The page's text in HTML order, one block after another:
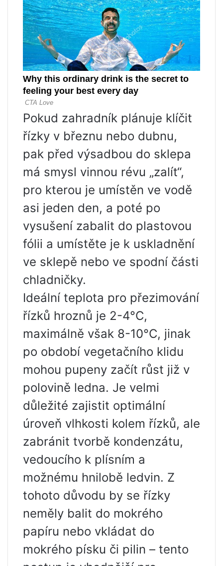
Pokud zahradník plánuje klíčit
řízky v březnu nebo dubnu,
pak před výsadbou do sklepa
má smysl vinnou révu „zalít“,
pro kterou je umístěn ve vodě
asi jeden den, a poté po
vysušení zabalit do plastovou
fólii a umístěte je k uskladnění
ve sklepě nebo ve spodní části
chladničky.
Ideální teplota pro přezimování
řízků hroznů je 2-4°C,
maximálně však 8-10°C, jinak
po období vegetačního klidu
mohou pupeny začít růst již v
polovině ledna. Je velmi
důležité zajistit optimální
úroveň vlhkosti kolem řízků, ale
zabránit tvorbě kondenzátu,
vedoucího k plísním a
možnému hnilobě ledvin. Z
tohoto důvodu by se řízky
neměly balit do mokrého
papíru nebo vkládat do
mokrého písku či pilin – tento